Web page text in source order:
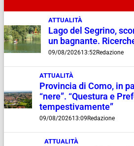
ATTUALITÀ
Lago del Segrino,
un bagnante.
09/08/202613:52Redazione
ATTUALITÀ
Provincia di Como, in
“nere”. “Questura e
tempestivamente”
09/08/202613:09 Redazione
ATTUALITÀ